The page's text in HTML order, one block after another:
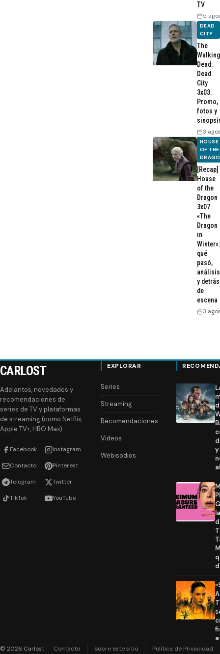
TV
5
DEAD
CITY
The
Walking
Dead:
Dead
City
3x03:
Promo,
fotos y
3
HOUSE
OF THE
[Recap]
House
of the
Dragon
3x07
«The
Dragon
in
Winter»:
qué
pasó,
análisis
y detrás
de
escena
3
CARLOST
Adelantos, novedades y
recomendaciones de
series de TV y plataformas
de streaming (como Netflix,
Apple TV+, HBO Max).
Facebook Instagram
Contacto Pinterest
Telegram Twitter
TikTok YouTube
EXPLORAR
Series
Streaming
Recomendaciones
Videos
Webisodios
y
© 2026 Carlost Contacto Sobre este sitio Política de Privacidad